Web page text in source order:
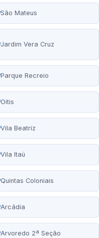
São Mateus
Jardim Vera Cruz
Parque Recreio
Oitis
Vila Beatriz
Vila Itaú
Quintas Coloniais
Arcádia
Arvoredo 2ª Seção